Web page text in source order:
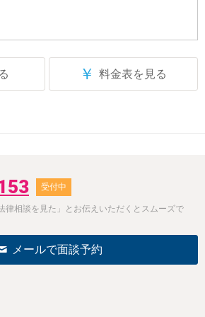
￥ 料金表を見る
受付中
律相談を見た」とお伝えいただくとスムーズで
メールで面談予約